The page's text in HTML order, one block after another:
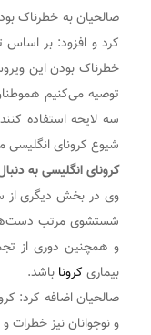
صالحیان به خطرناک
کرد و افزود: بر
شیوع کرونای انگلیسی
کرونای انگلیسی به
وی در بخش دیگری از
شستشوی مرتب دست‌ها
و همچنین دوری از
بیماری کرونا باشد.
صالحیان اضافه کرد:
و نوجوانان نیز خطرات